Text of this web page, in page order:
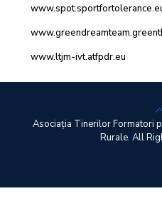
www.greendreamteam.
www.ltjm-ivt.atfpdr.eu
Asociația Tinerilor Formatori
Rurale. All